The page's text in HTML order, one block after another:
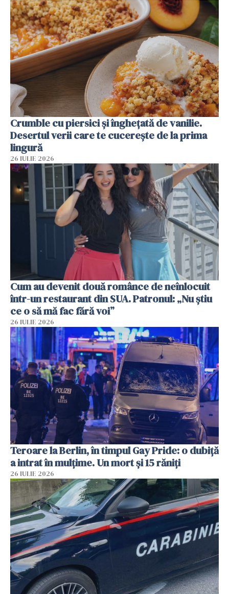
Crumble cu piersici și înghețată de vanilie.
Desertul verii care te cucerește de la prima
lingură
26 IULIE 2026
Cum au devenit două românce de neînlocuit
într-un restaurant din SUA. Patronul: „Nu știu
ce o să mă fac fără voi”
26 IULIE 2026
Teroare la Berlin, în timpul Gay Pride: o dubiță
a intrat în mulțime. Un mort și 15 răniți
26 IULIE 2026